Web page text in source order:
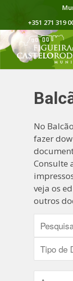
+351 271 319
No
fazer
Consulte
veja os
outros